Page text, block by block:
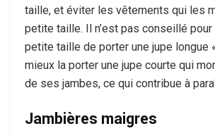
taille, et éviter les vêtements qui les
petite taille. Il n’est pas conseillé
petite taille de porter une jupe longue
mieux la porter une jupe courte qui
de ses jambes, ce qui contribue à
Jambières maigres